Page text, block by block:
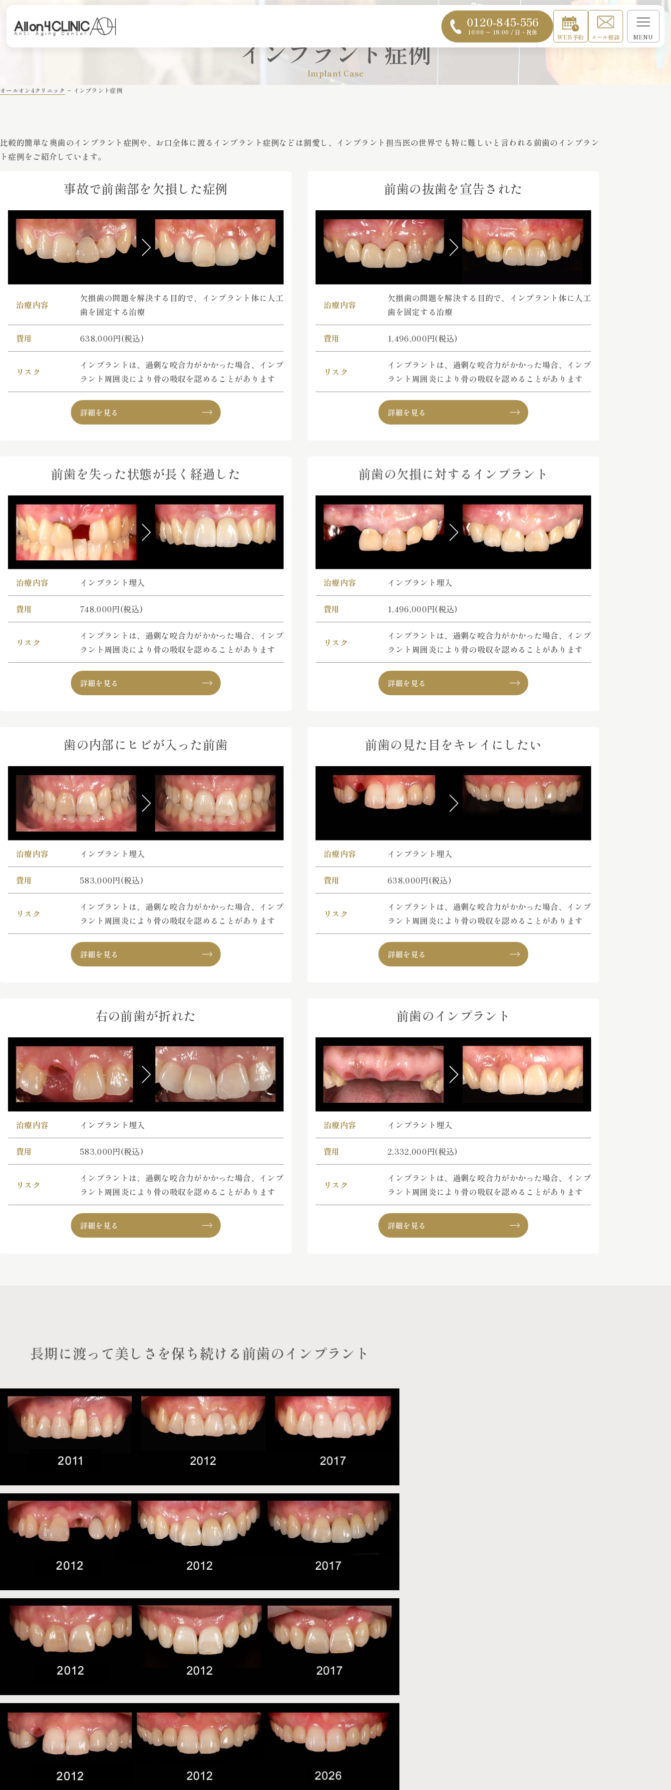
MENU
0120-845-556
10:00 〜 18:00 / 日・祝休
WEB予約 メール相談
インプラント症例
Implant Case
オールオン4クリニック − インプラント症例
比較的簡単な奥歯のインプラント症例や、お口全体に渡るインプラント症例などは割愛し、インプラント担当医の世界でも特に難しいと言われる前歯のインプラン
ト症例をご紹介しています。
事故で前歯部を欠損した症例
治療内容
欠損歯の問題を解決する目的で、インプラント体に人工
歯を固定する治療
費用 638,000円(税込)
リスク
インプラントは、過剰な咬合力がかかった場合、インプ
ラント周囲炎により骨の吸収を認めることがあります
詳細を見る
前歯の抜歯を宣告された
治療内容
欠損歯の問題を解決する目的で、インプラント体に人工
歯を固定する治療
費用 1,496,000円(税込)
リスク
インプラントは、過剰な咬合力がかかった場合、インプ
ラント周囲炎により骨の吸収を認めることがあります
詳細を見る
前歯を失った状態が長く経過した
治療内容 インプラント埋入
費用 748,000円(税込)
リスク
インプラントは、過剰な咬合力がかかった場合、インプ
ラント周囲炎により骨の吸収を認めることがあります
詳細を見る
前歯の欠損に対するインプラント
治療内容 インプラント埋入
費用 1,496,000円(税込)
リスク
インプラントは、過剰な咬合力がかかった場合、インプ
ラント周囲炎により骨の吸収を認めることがあります
詳細を見る
歯の内部にヒビが入った前歯
治療内容 インプラント埋入
費用 583,000円(税込)
リスク
インプラントは、過剰な咬合力がかかった場合、インプ
ラント周囲炎により骨の吸収を認めることがあります
詳細を見る
前歯の見た目をキレイにしたい
治療内容 インプラント埋入
費用 638,000円(税込)
リスク
インプラントは、過剰な咬合力がかかった場合、インプ
ラント周囲炎により骨の吸収を認めることがあります
詳細を見る
右の前歯が折れた
治療内容 インプラント埋入
費用 583,000円(税込)
リスク
インプラントは、過剰な咬合力がかかった場合、インプ
ラント周囲炎により骨の吸収を認めることがあります
詳細を見る
前歯のインプラント
治療内容 インプラント埋入
費用 2,332,000円(税込)
リスク
インプラントは、過剰な咬合力がかかった場合、インプ
ラント周囲炎により骨の吸収を認めることがあります
詳細を見る
長期に渡って美しさを保ち続ける前歯のインプラント